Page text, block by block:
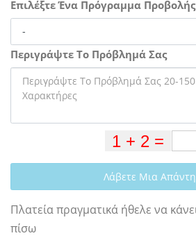
Επιλέξτε Ένα Πρόγραμμα
Περιγράψτε Το Πρόβλημά Σας
Λάβετε Μια
Πλατεία πραγματικά ήθελε να
πίσω